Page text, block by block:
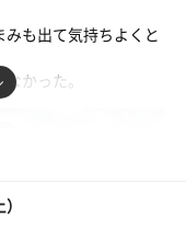
も出て気持ちよくと
かった。